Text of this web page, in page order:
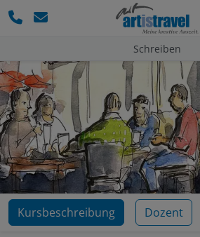
Schreiben
Kursbeschreibung Dozent